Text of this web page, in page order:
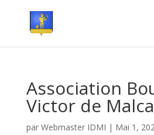
Association
Victor de
par Webmaster IDMI | Mai 1,